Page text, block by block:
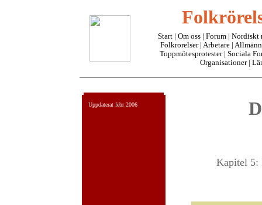
Start Om oss | Forum | Nordiskt
Folkrorelser| Arbetare
Toppmötesprotester| Sociala
Organisationer|
Uppdaterat febr 2006
Kapitel 5: